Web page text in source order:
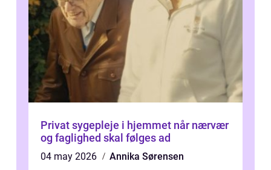
Privat sygepleje i hjemmet når nærvær
og faglighed skal følges ad
04 may 2026
Annika Sørensen